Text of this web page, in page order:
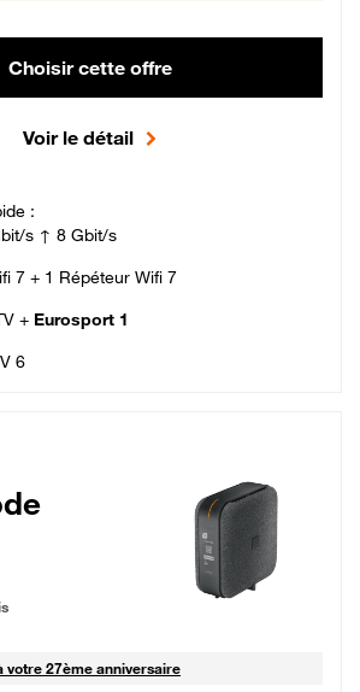
Choisir cette offre
Voir le détail
:
s ↑ 8 Gbit/s
7 + 1 Répéteur Wifi 7
+ Eurosport 1
6
Fibre_18_26
0 mois puis 49,99 € par mois, Sans engagement
mois
votre 27ème anniversaire